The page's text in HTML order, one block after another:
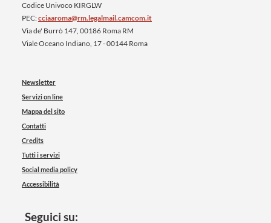
Codice Univoco KIRGLW
PEC:cciaaroma@rm.legalmail.camcom.it
Via de' Burrò 147, 00186 Roma RM
Viale Oceano Indiano, 17 - 00144 Roma
Newsletter
Servizi on line
Mappa del sito
Contatti
Credits
Tutti i servizi
Social media policy
Accessibilità
Seguici su: